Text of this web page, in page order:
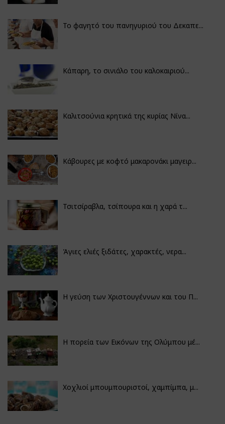
Το φαγητό του πανηγυριού του Δεκαπε...
Κάπαρη, το σινιάλο του καλοκαιριού...
Καλιτσούνια κρητικά της κυρίας Νίνα...
Κάβουρες με κοφτό μακαρονάκι μαγειρ...
Τσιτσίραβλα, τσίπουρα και η χαρά τ...
Άγιες ελιές ξιδάτες, χαρακτές, νερα...
Η γεύση των Χριστουγέννων και του Π...
Η πορεία των Εικόνων της Ολύμπου μέ...
Χοχλιοί μπουμπουριστοί, χαμπίμπα, μ...